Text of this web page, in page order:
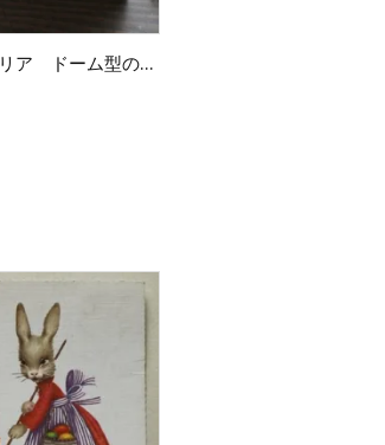
オーストリア ドーム型の刺繍布箱